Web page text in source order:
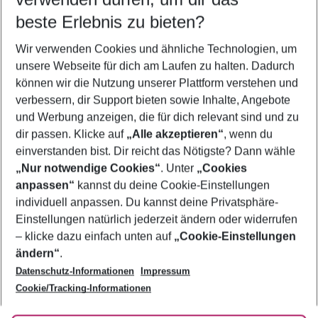
5-8 Nächte
2 Erwachsene Keine Kinder
Mehr Filter anzeigen
Footer
Footer navigation
Über uns
AGB
Bestpreisgarantie
Cookie-Einstellungen ändern
Cookie-Richtlinie
Agenturbetreuung
Barrierefreies Reisen
Folge uns
beste Erlebnis zu bieten?
Wir verwenden Cookies und ähnliche Technologien, um
unsere Webseite für dich am Laufen zu halten. Dadurch
können wir die Nutzung unserer Plattform verstehen und
verbessern, dir Support bieten sowie Inhalte, Angebote
und Werbung anzeigen, die für dich relevant sind und zu
dir passen. Klicke auf „Alle akzeptieren“, wenn du
einverstanden bist. Dir reicht das Nötigste? Dann wähle
„Nur notwendige Cookies“. Unter „Cookies
anpassen“ kannst du deine Cookie-Einstellungen
individuell anpassen. Du kannst deine Privatsphäre-
Einstellungen natürlich jederzeit ändern oder widerrufen
– klicke dazu einfach unten auf „Cookie-Einstellungen
ändern“.
Datenschutz-Informationen
Impressum
Cookie/Tracking-Informationen